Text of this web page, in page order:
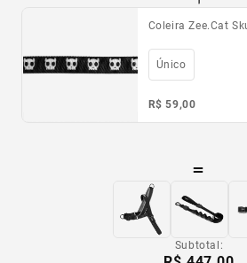
Coleira Zee.Cat
Único
R$ 59,00
=
Subtotal: